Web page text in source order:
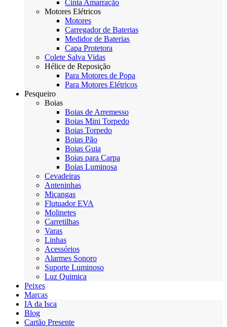
Cinta Amarração
Motores Elétricos
Motores
Carregador de Baterias
Medidor de Baterias
Capa Protetora
Colete Salva Vidas
Hélice de Reposição
Para Motores de Popa
Para Motores Elétricos
Pesqueiro
Boias
Boias de Arremesso
Boias Mini Torpedo
Boias Torpedo
Boias Pão
Boias Guia
Boias para Carpa
Boias Luminosa
Cevadeiras
Anteninhas
Miçangas
Flutuador EVA
Molinetes
Carretilhas
Varas
Linhas
Acessórios
Alarmes Sonoro
Suporte Luminoso
Luz Quimica
Peixes
Marcas
IA da Isca
Blog
Cartão Presente